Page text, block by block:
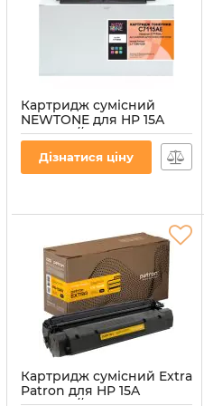
Картридж сумісний
NEWTONE для HP 15A
(C7115A) // Canon EP-25
Black
Артикул:
Дізнатися ціну
Картридж сумісний Extra
Patron для HP 15A